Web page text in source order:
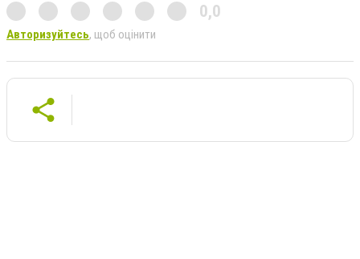
0,0
Авторизуйтесь, щоб оцінити